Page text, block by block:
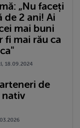
„Nu faceți
2 ani! Ai
mai buni
fi mai rău ca
18.09.2024
de
nativ